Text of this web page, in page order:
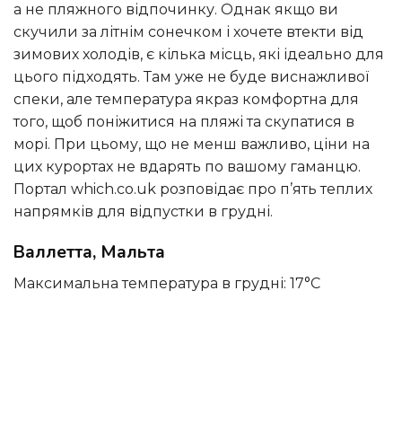
а не пляжного відпочинку. Однак якщо ви
скучили за літнім сонечком і хочете втекти від
зимових холодів, є кілька місць, які ідеально для
цього підходять. Там уже не буде виснажливої
спеки, але температура якраз комфортна для
того, щоб поніжитися на пляжі та скупатися в
морі. При цьому, що не менш важливо, ціни на
цих курортах не вдарять по вашому гаманцю.
Портал which.co.uk розповідає про п’ять теплих
напрямків для відпустки в грудні.
Валлетта, Мальта
Максимальна температура в грудні: 17°C